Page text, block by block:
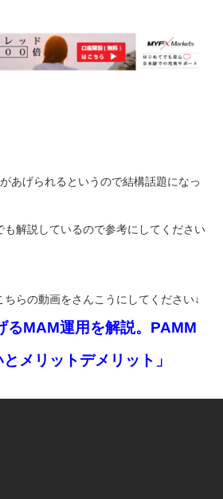
あげられるというので結構話題になっ
も解説しているので参考にしてください
らの動画をさんこうにしてください↓
るMAM運用を解説。PAMM
メリットデメリット」